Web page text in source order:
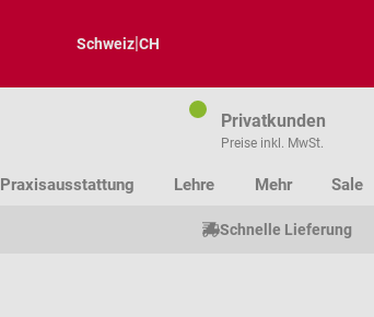
Schweiz|CH
Privatkunden
Preise inkl. MwSt.
Praxisausstattung Lehre Mehr Sale
Schnelle Lieferung